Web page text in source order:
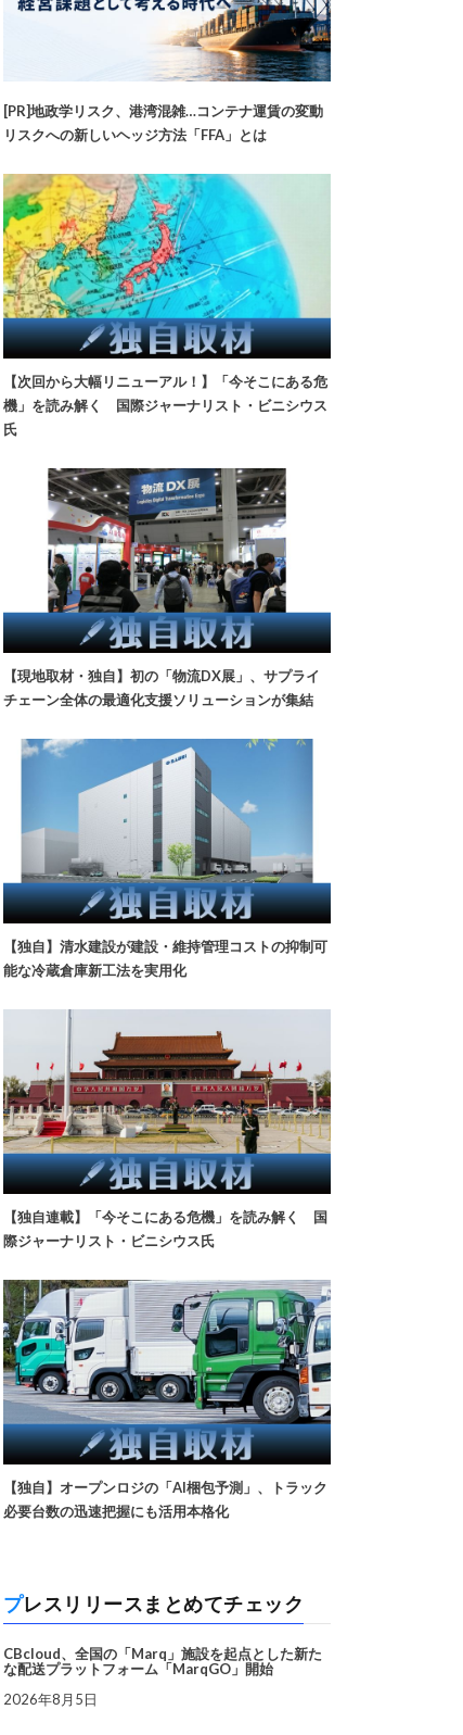
[PR]地政学リスク、港湾混雑…コンテナ運賃の変動
リスクへの新しいヘッジ方法「FFA」とは
【次回から大幅リニューアル！】「今そこにある危
機」を読み解く 国際ジャーナリスト・ビニシウス
氏
【現地取材・独自】初の「物流DX展」、サプライ
チェーン全体の最適化支援ソリューションが集結
【独自】清水建設が建設・維持管理コストの抑制可
能な冷蔵倉庫新工法を実用化
【独自連載】「今そこにある危機」を読み解く 国
際ジャーナリスト・ビニシウス氏
【独自】オープンロジの「AI梱包予測」、トラック
必要台数の迅速把握にも活用本格化
プレスリリースまとめてチェック
CBcloud、全国の「Marq」施設を起点とした新た
な配送プラットフォーム「MarqGO」開始
2026年8月5日